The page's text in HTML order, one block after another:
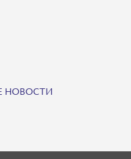
НОВОСТИ